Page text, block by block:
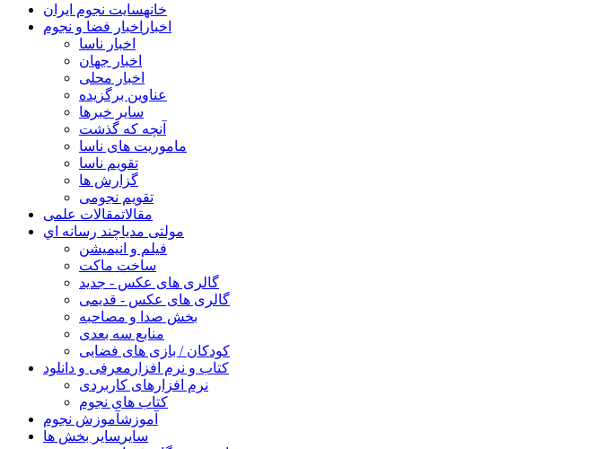
خانهسایت نجوم ایران
اخبار اخبار فضا و نجوم
اخبار ناسا
اخبار جهان
اخبار محلی
عناوین برگزیده
سایر خبرها
آنچه که گذشت
ماموریت های ناسا
تقویم ناسا
گزارش ها
تقویم نجومی
مقالاتمقالات علمی
مولتی مدیاچند رسانه اي
فیلم و انیمیشن
ساخت ماکت
گالری های عکس - جدید
گالری های عکس - قدیمی
بخش صدا و مصاحبه
منابع سه بعدی
کودکان / بازی های فضایی
کتاب و نرم افزار معرفی و دانلود
نرم افزارهای کاربردی
کتاب های نجوم
آموزشآموزش نجوم
سایر سایر بخش ها